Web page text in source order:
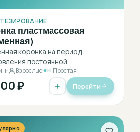
пластмассовая
коронка на период
постоянной.
Взрослые Простая
₽ Перейти